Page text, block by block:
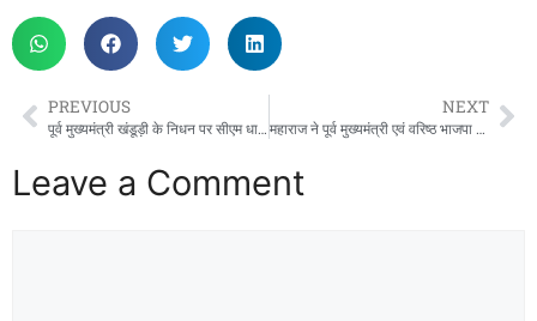
PREVIOUS
पूर्व मुख्यमंत्री खंडूड़ी के निधन पर सीएम धामी ने जताया शोक, विकास में योगदान को किया याद
NEXT
महाराज ने पूर्व मुख्यमंत्री एवं वरिष्ठ भाजपा नेता खंडूड़ी के निधन पर दुःख व्यक्त किया
Leave a Comment